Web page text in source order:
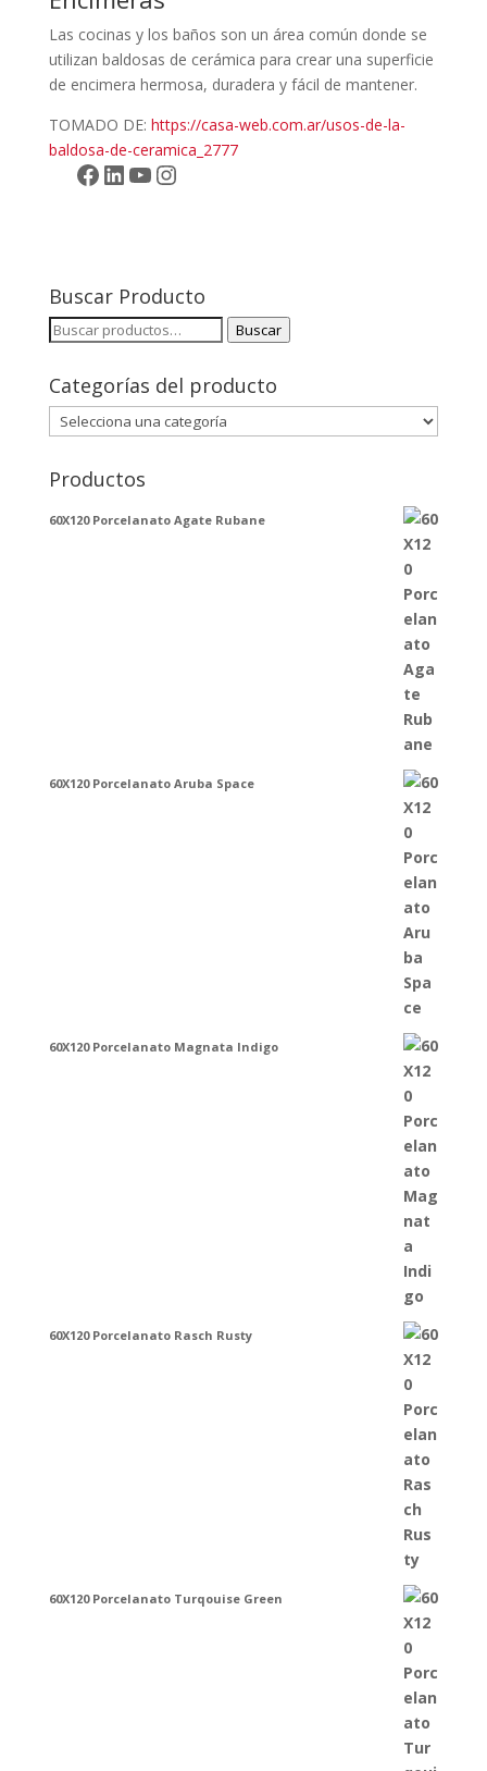
Las cocinas y los baños son un área común donde se
utilizan baldosas de cerámica para crear una superficie
de encimera hermosa, duradera y fácil de mantener.
TOMADO DE: https://casa-web.com.ar/usos-de-la-
baldosa-de-ceramica_2777
Facebook
LinkedIn
YouTube
Instagram
Buscar Producto
Buscar
Buscar
Categorías del producto
Productos
60X120 Porcelanato Agate Rubane
60X120 Porcelanato Aruba Space
60X120 Porcelanato Magnata Indigo
60X120 Porcelanato Rasch Rusty
60X120 Porcelanato Turqouise Green